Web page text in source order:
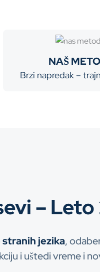
NAŠ
Brzi napredak –
– Leto
stranih jezika,
i uštedi vreme i